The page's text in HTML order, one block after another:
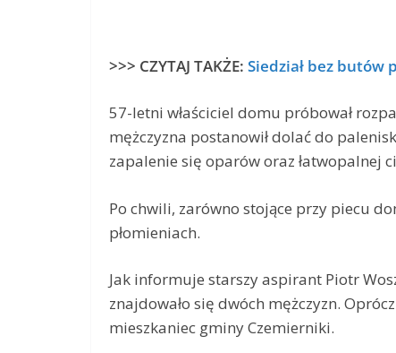
>>> CZYTAJ TAKŻE: Siedział bez butów
57-letni właściciel domu próbował
mężczyzna postanowił dolać do
zapalenie się oparów oraz łatwopalnej
Po chwili, zarówno stojące przy piecu
płomieniach.
Jak informuje starszy aspirant Piotr
znajdowało się dwóch mężczyzn.
mieszkaniec gminy Czemierniki.